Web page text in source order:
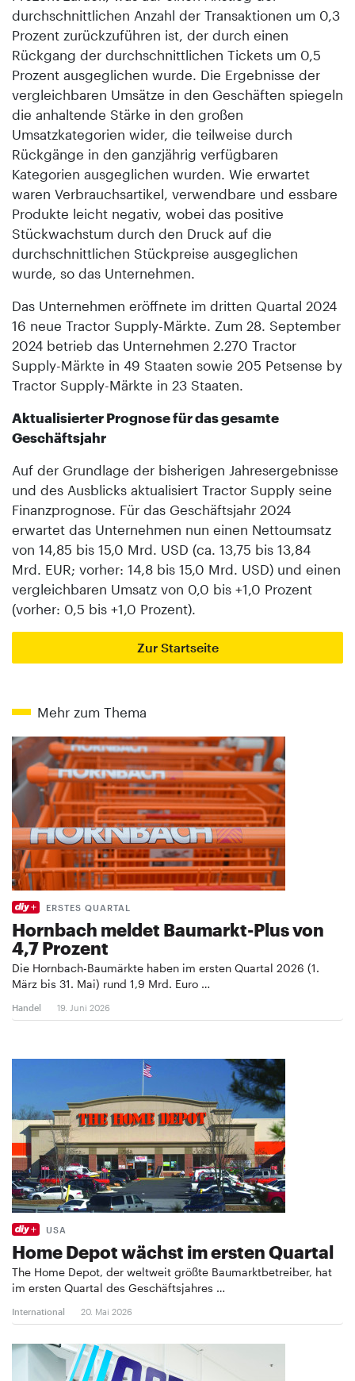
durchschnittlichen Anzahl der Transaktionen um 0,3
Prozent zurückzuführen ist, der durch einen
Rückgang der durchschnittlichen Tickets um 0,5
Prozent ausgeglichen wurde. Die Ergebnisse der
vergleichbaren Umsätze in den Geschäften spiegeln
die anhaltende Stärke in den großen
Umsatzkategorien wider, die teilweise durch
Rückgänge in den ganzjährig verfügbaren
Kategorien ausgeglichen wurden. Wie erwartet
waren Verbrauchsartikel, verwendbare und essbare
Produkte leicht negativ, wobei das positive
Stückwachstum durch den Druck auf die
durchschnittlichen Stückpreise ausgeglichen
wurde, so das Unternehmen.
Das Unternehmen eröffnete im dritten Quartal 2024
16 neue Tractor Supply-Märkte. Zum 28. September
2024 betrieb das Unternehmen 2.270 Tractor
Supply-Märkte in 49 Staaten sowie 205 Petsense by
Tractor Supply-Märkte in 23 Staaten.
Aktualisierter Prognose für das gesamte
Geschäftsjahr
Auf der Grundlage der bisherigen Jahresergebnisse
und des Ausblicks aktualisiert Tractor Supply seine
Finanzprognose. Für das Geschäftsjahr 2024
erwartet das Unternehmen nun einen Nettoumsatz
von 14,85 bis 15,0 Mrd. USD (ca. 13,75 bis 13,84
Mrd. EUR; vorher: 14,8 bis 15,0 Mrd. USD) und einen
vergleichbaren Umsatz von 0,0 bis +1,0 Prozent
(vorher: 0,5 bis +1,0 Prozent).
Zur Startseite
Mehr zum Thema
ERSTES QUARTAL
Hornbach meldet Baumarkt-Plus von
4,7 Prozent
Die Hornbach-Baumärkte haben im ersten Quartal 2026 (1.
März bis 31. Mai) rund 1,9 Mrd. Euro …
Handel 19. Juni 2026
USA
Home Depot wächst im ersten Quartal
The Home Depot, der weltweit größte Baumarktbetreiber, hat
im ersten Quartal des Geschäftsjahres …
International 20. Mai 2026